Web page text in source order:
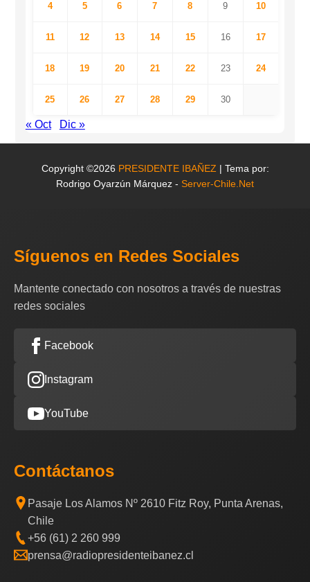
4 5 6 7 8 9 10
11 12 13 14 15 16 17
18 19 20 21 22 23 24
25 26 27 28 29 30
« Oct Dic »
Copyright ©2026 PRESIDENTE IBAÑEZ | Tema por:
Rodrigo Oyarzún Márquez - Server-Chile.Net
Síguenos en Redes Sociales
Mantente conectado con nosotros a través de nuestras
redes sociales
Facebook
Instagram
YouTube
Contáctanos
Pasaje Los Alamos Nº 2610 Fitz Roy, Punta Arenas,
Chile
+56 (61) 2 260 999
prensa@radiopresidenteibanez.cl